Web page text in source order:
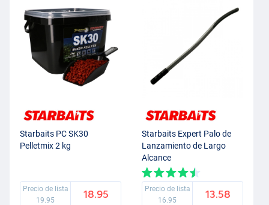
Starbaits PC SK30
Pelletmix 2 kg
Precio de lista
19.95
18.95
Starbaits Expert Palo de
Lanzamiento de Largo
Alcance
Precio de lista
16.95
13.58